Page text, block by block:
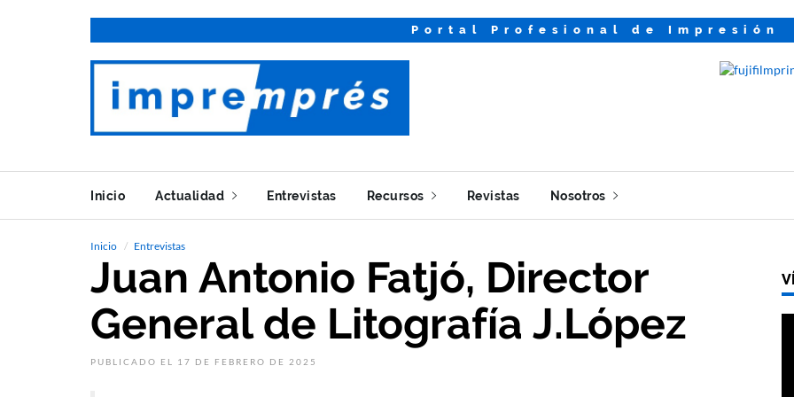
Portal Profesional de Impresión
Inicio Actualidad Entrevistas Recursos Revistas Nosotros
Inicio Entrevistas
Juan Antonio Fatjó, Director
General de Litografía J.López
PUBLICADO EL 17 DE FEBRERO DE 2025